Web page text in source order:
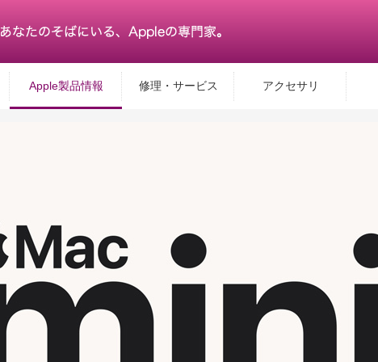
Apple製品情報 修理・サービス アクセサリ